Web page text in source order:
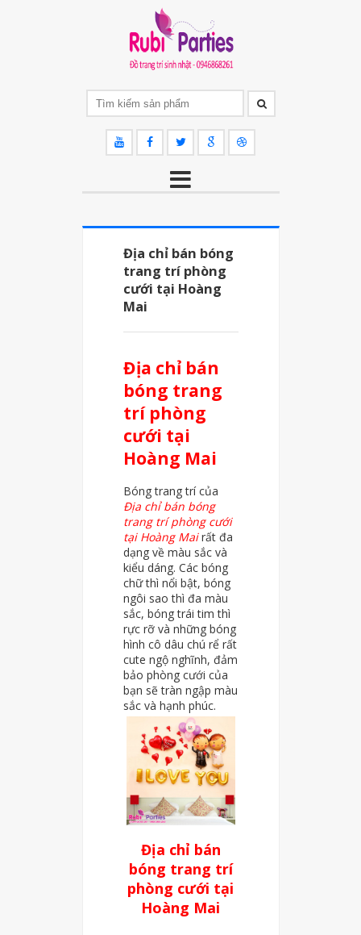
Địa chỉ bán bóng
trang trí phòng
cưới tại Hoàng
Mai
Địa chỉ bán
bóng trang
trí phòng
cưới tại
Hoàng Mai
Bóng trang trí của
Địa chỉ bán bóng
trang trí phòng cưới
tại Hoàng Mairất đa
dạng về màu sắc và
kiểu dáng. Các bóng
chữ thì nổi bật, bóng
ngôi sao thì đa màu
sắc, bóng trái tim thì
rực rỡ và những bóng
hình cô dâu chú rể rất
cute ngộ nghĩnh, đảm
bảo phòng cưới của
bạn sẽ tràn ngập màu
sắc và hạnh phúc.
Địa chỉ bán
bóng trang trí
phòng cưới tại
Hoàng Mai